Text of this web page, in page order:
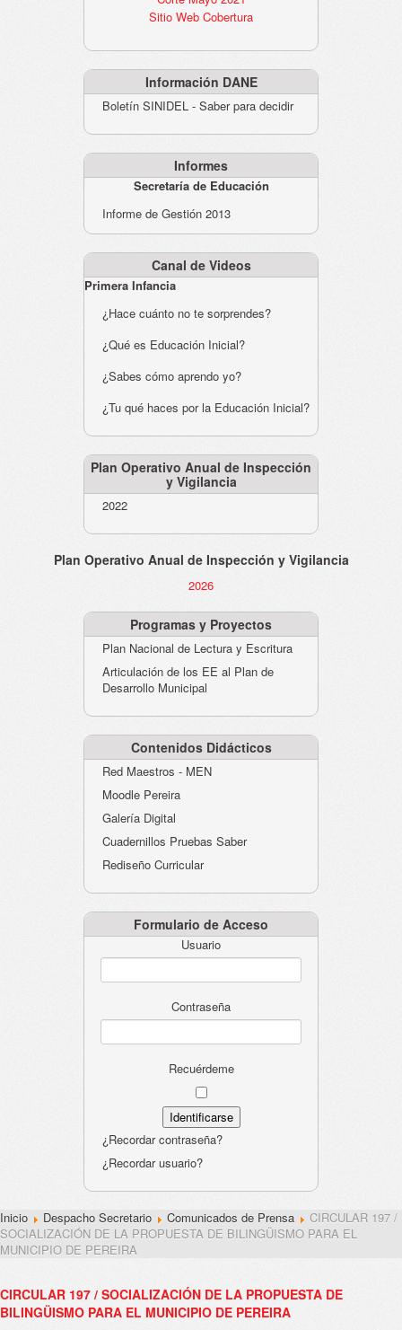
Sitio Web Cobertura
Información DANE
Boletín SINIDEL - Saber para decidir
Informes
Secretaría de Educación
Informe de Gestión 2013
Canal de Videos
Primera Infancia
¿Hace cuánto no te sorprendes?
¿Qué es Educación Inicial?
¿Sabes cómo aprendo yo?
¿Tu qué haces por la Educación Inicial?
Plan Operativo Anual de Inspección
y Vigilancia
2022
Plan Operativo Anual de Inspección y Vigilancia
2026
Programas y Proyectos
Plan Nacional de Lectura y Escritura
Articulación de los EE al Plan de
Desarrollo Municipal
Contenidos Didácticos
Red Maestros - MEN
Moodle Pereira
Galería Digital
Cuadernillos Pruebas Saber
Rediseño Curricular
Formulario de Acceso
Usuario
Contraseña
Recuérdeme
¿Recordar contraseña?
¿Recordar usuario?
Inicio Despacho Secretario Comunicados de Prensa
CIRCULAR 197 /
SOCIALIZACIÓN DE LA PROPUESTA DE BILINGÜISMO PARA EL
MUNICIPIO DE PEREIRA
CIRCULAR 197 / SOCIALIZACIÓN DE LA PROPUESTA DE
BILINGÜISMO PARA EL MUNICIPIO DE PEREIRA